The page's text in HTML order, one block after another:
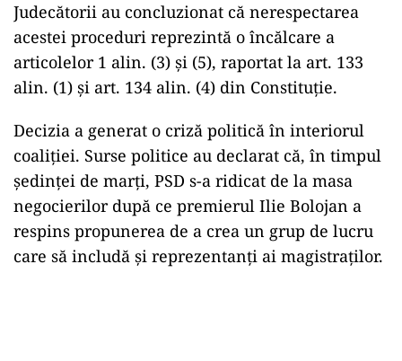
Judecătorii au concluzionat că nerespectarea
acestei proceduri reprezintă o încălcare a
articolelor 1 alin. (3) și (5), raportat la art. 133
alin. (1) și art. 134 alin. (4) din Constituție.
Decizia a generat o criză politică în interiorul
coaliției. Surse politice au declarat că, în timpul
ședinței de marți, PSD s-a ridicat de la masa
negocierilor după ce premierul Ilie Bolojan a
respins propunerea de a crea un grup de lucru
care să includă și reprezentanți ai magistraților.